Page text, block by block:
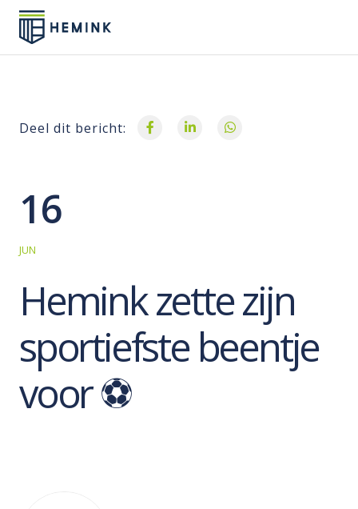
Deel dit bericht:
16
JUN
Hemink zette zijn
sportiefste beentje
voor ⚽